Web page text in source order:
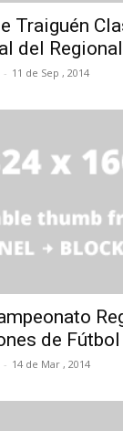
Traiguén
del
- 11 de Sep , 2014
de Fútbol
- 14 de Mar , 2014